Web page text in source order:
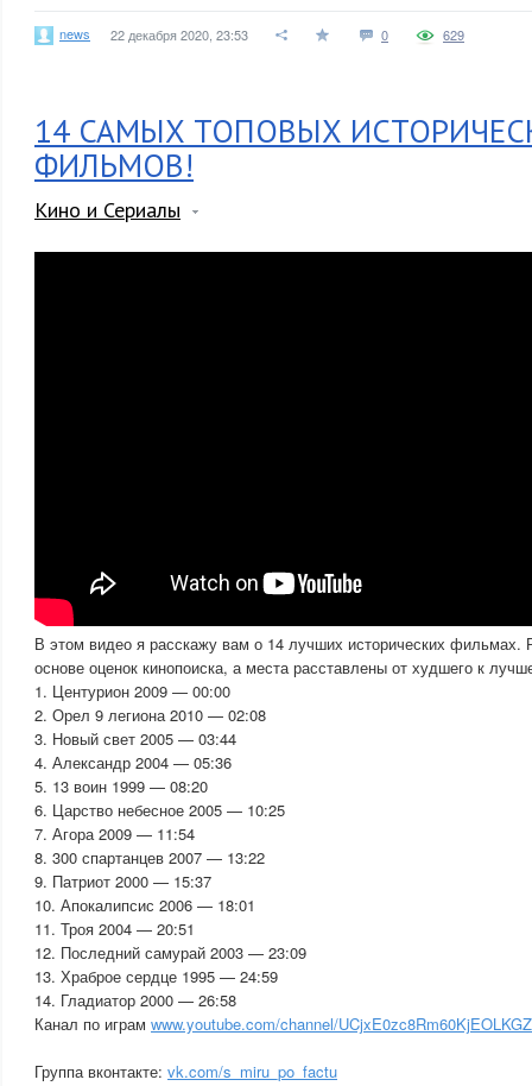
news 22 декабря 2020, 23:53 0 629
14 САМЫХ ТОПОВЫХ
ФИЛЬМОВ!
Кино и Сериалы
В этом видео я расскажу вам о 14 лучших исторических фильмах.
основе оценок кинопоиска, а места расставлены от худшего к
1. Центурион 2009 — 00:00
2. Орел 9 легиона 2010 — 02:08
3. Новый свет 2005 — 03:44
4. Александр 2004 — 05:36
5. 13 воин 1999 — 08:20
6. Царство небесное 2005 — 10:25
7. Агора 2009 — 11:54
8. 300 спартанцев 2007 — 13:22
9. Патриот 2000 — 15:37
10. Апокалипсис 2006 — 18:01
11. Троя 2004 — 20:51
12. Последний самурай 2003 — 23:09
13. Храброе сердце 1995 — 24:59
14. Гладиатор 2000 — 26:58
Канал по играм www.youtube.com/channel/
Группа вконтакте: vk.com/s_miru_po_factu